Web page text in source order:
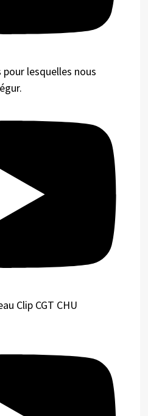
pour lesquelles nous
Clip CGT CHU